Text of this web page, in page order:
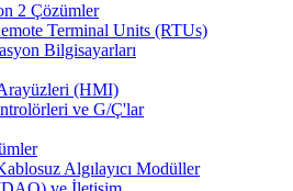
2 Çözümler
Terminal Units (RTUs)
Bilgisayarları
(HMI)
ve G/Ç'lar
Algılayıcı Modüller